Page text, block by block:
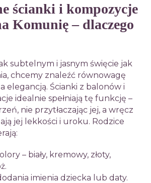
ścianki i kompozycje
Komunię – dlaczego
subtelnym i jasnym święcie jak
chcemy znaleźć równowagę
elegancją. Ścianki z balonów i
idealnie spełniają tę funkcję –
nie przytłaczając jej, a wręcz
jej lekkości i uroku. Rodzice
– biały, kremowy, złoty,
imienia dziecka lub daty.